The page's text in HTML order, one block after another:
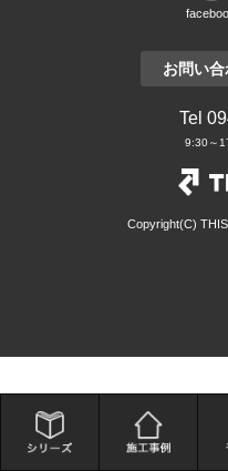
お問い
Tel
9:30～
Copyright(C)